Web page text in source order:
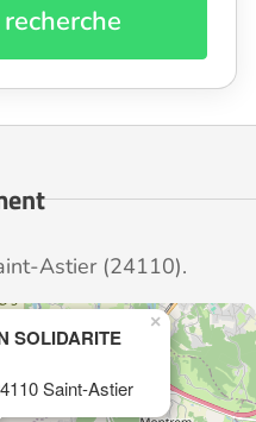
Astier (24110).
SOLIDARITE
Saint-Astier
×